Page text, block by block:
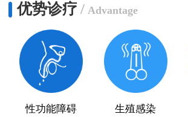
优势诊疗/ Advantage
性功能障碍 生殖感染